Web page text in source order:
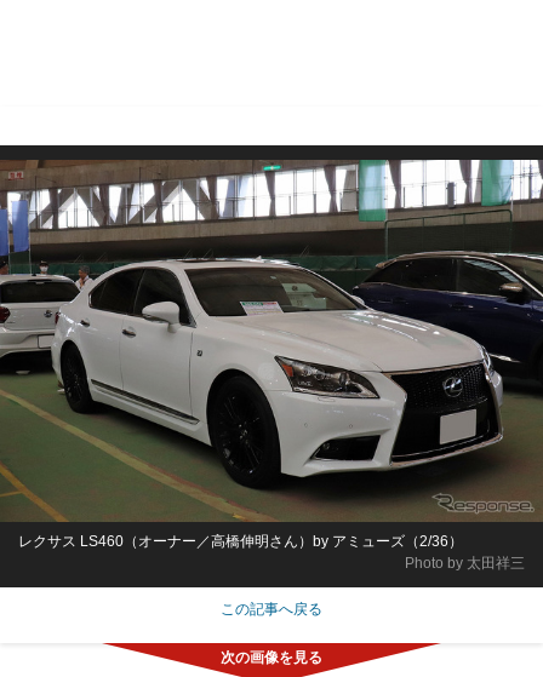
Photo by 太田祥三
レクサス LS460（オーナー／高橋伸明さん）by アミューズ（2/36）
この記事へ戻る